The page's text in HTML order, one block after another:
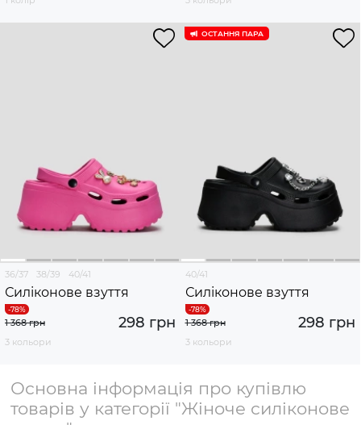
36/37 38/39 40/41
Силіконове взуття
298 грн
1 368 грн
3 кольори
ОСТАННЯ ПАРА
40/41
Силіконове взуття
298 грн
1 368 грн
3 кольори
Основна інформація про купівлю
товарів у категорії "Жіноче силіконове